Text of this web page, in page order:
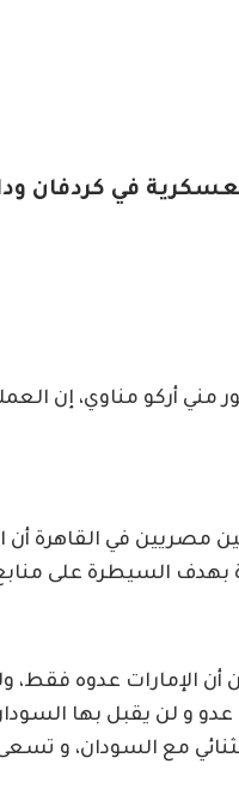
في كردفان
مني أركو مناوي، إن
مصريين في القاهرة
بهدف السيطرة على
أن الإمارات عدوه
عدو و لن يقبل بها
مع السودان، و